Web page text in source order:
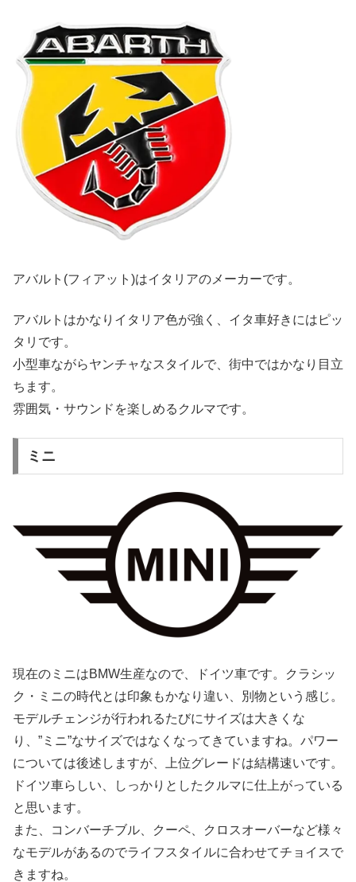
アバルト(フィアット)はイタリアのメーカーです。
アバルトはかなりイタリア色が強く、イタ車好きにはピッ
タリです。
小型車ながらヤンチャなスタイルで、街中ではかなり目立
ちます。
雰囲気・サウンドを楽しめるクルマです。
ミニ
現在のミニはBMW生産なので、ドイツ車です。クラシッ
ク・ミニの時代とは印象もかなり違い、別物という感じ。
モデルチェンジが行われるたびにサイズは大きくな
り、”ミニ”なサイズではなくなってきていますね。パワー
については後述しますが、上位グレードは結構速いです。
ドイツ車らしい、しっかりとしたクルマに仕上がっている
と思います。
また、コンバーチブル、クーペ、クロスオーバーなど様々
なモデルがあるのでライフスタイルに合わせてチョイスで
きますね。